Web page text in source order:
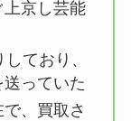
京し芸能
ており、
っていた
、買取さ